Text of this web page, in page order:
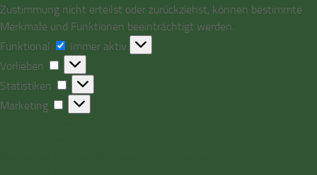
Zustimmung nicht erteilst oder zurückziehst, können bestimmte
Merkmale und Funktionen beeinträchtigt werden.
Funktional
Funktional
Immer aktiv
Vorlieben
Vorlieben
Statistiken
Statistiken
Marketing
Marketing